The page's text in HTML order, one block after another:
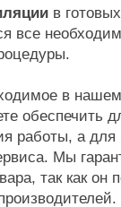
в
все
в нашем
обеспечить
работы, а
Мы
так как он